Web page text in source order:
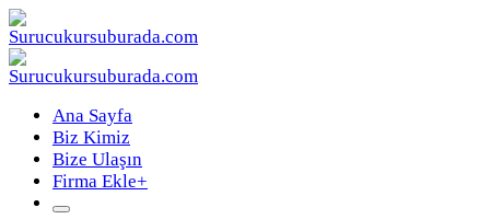
Ana Sayfa
Biz Kimiz
Bize Ulaşın
Firma Ekle+